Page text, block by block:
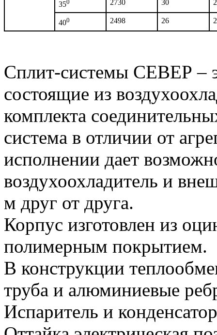
350 2730 30
400 2498 26
Сплит-системы СЕВЕР –
состоящие из
комплекта
система в отличии от
исполнении дает
воздухоохладитель и
м друг от друга.
Корпус изготовлен из
полимерным покрытием.
В конструкции
труба и алюминиевые
Испаритель и